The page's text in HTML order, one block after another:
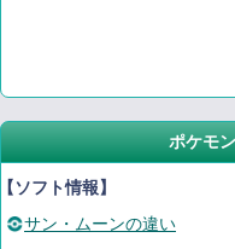
ポケモ
ソフト情報】
サン・ムーンの違い